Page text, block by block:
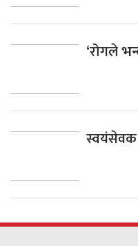
‘रोगले
स्वयंसेवक